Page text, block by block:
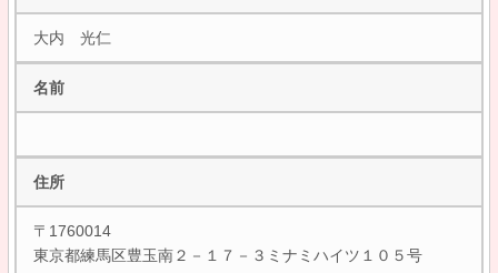
大内 光仁
名前
住所
〒1760014
東京都練馬区豊玉南２－１７－３ミナミハイツ１０５号